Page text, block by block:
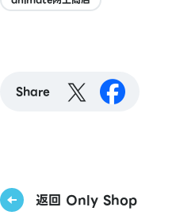
Share
返回 Only Shop